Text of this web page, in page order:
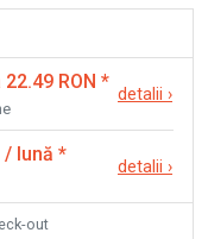
RON *
detalii ›
/ lună *
detalii ›
out